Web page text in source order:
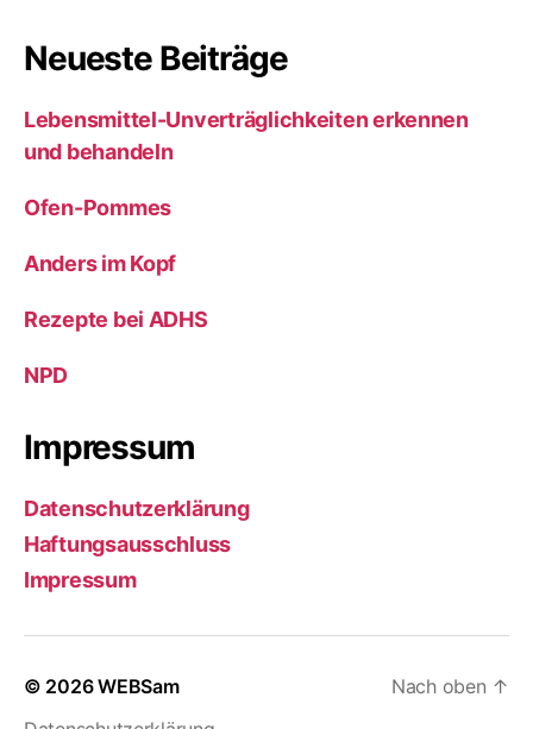
Neueste Beiträge
Lebensmittel-Unverträglichkeiten erkennen
und behandeln
Ofen-Pommes
Anders im Kopf
Rezepte bei ADHS
NPD
Impressum
Datenschutzerklärung
Haftungsausschluss
Impressum
© 2026WEBSam
Nach oben ↑